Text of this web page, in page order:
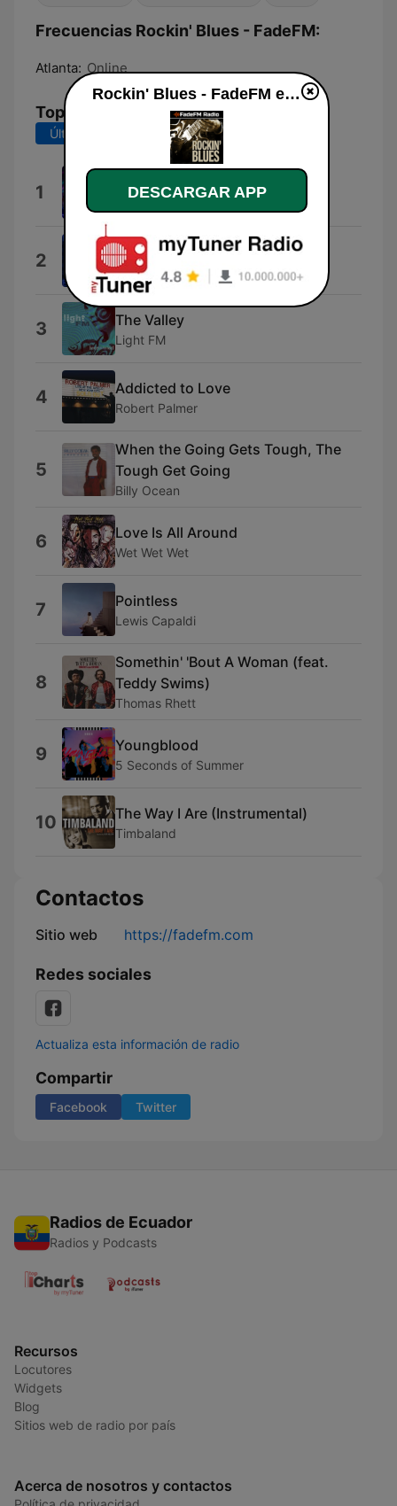
Frecuencias Rockin' Blues - FadeFM:
Atlanta: Online
Top Canciones
Últimos 7 días Últimos 30 días
1 My Volgende Fout
2 Bla Bla Bla
Lea Rue
3 The Valley
Light FM
4 Addicted to Love
Robert Palmer
5
When the Going Gets Tough, The
Tough Get Going
Billy Ocean
6 Love Is All Around
Wet Wet Wet
7 Pointless
Lewis Capaldi
8
Somethin' 'Bout A Woman (feat.
Teddy Swims)
Thomas Rhett
9 Youngblood
5 Seconds of Summer
10 The Way I Are (Instrumental)
Timbaland
Contactos
Sitio web https://fadefm.com
Redes sociales
Actualiza esta información de radio
Compartir
Facebook Twitter
Radios de Ecuador
Radios y Podcasts
Recursos
Locutores
Widgets
Blog
Sitios web de radio por país
Acerca de nosotros y contactos
Rockin' Blues - FadeFM en vivo
DESCARGAR APP